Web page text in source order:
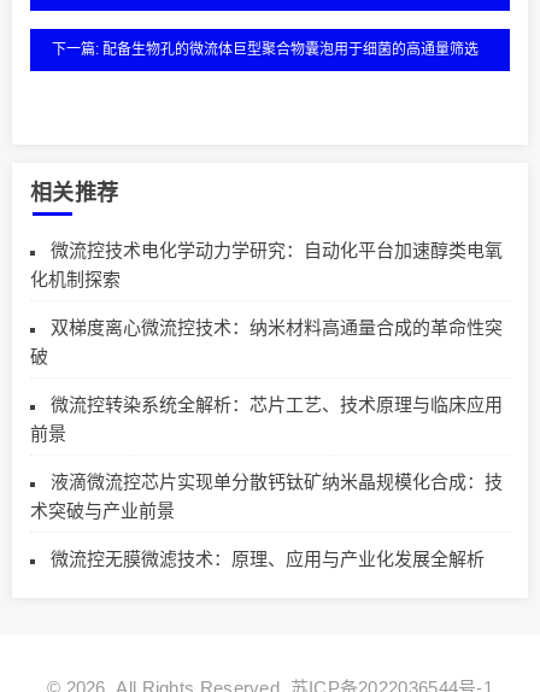
下一篇: 配备生物孔的微流体巨型聚合物囊泡用于细菌的高通量筛选
相关推荐
微流控技术电化学动力学研究：自动化平台加速醇类电氧
化机制探索
双梯度离心微流控技术：纳米材料高通量合成的革命性突
破
微流控转染系统全解析：芯片工艺、技术原理与临床应用
前景
液滴微流控芯片实现单分散钙钛矿纳米晶规模化合成：技
术突破与产业前景
微流控无膜微滤技术：原理、应用与产业化发展全解析